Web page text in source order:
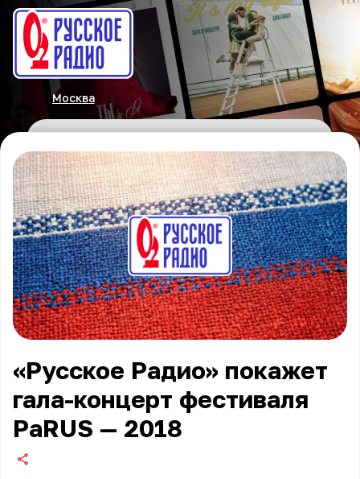
Москва
«Русское Радио» покажет
гала-концерт фестиваля
PaRUS — 2018